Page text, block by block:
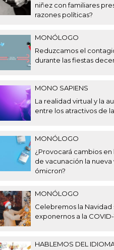
niñez con familiares
razones políticas?
MONÓLOGO
Reduzcamos el
durante las fiestas
MONO SAPIENS
La realidad virtual y la
entre los atractivos de la
MONÓLOGO
¿Provocará cambios en
de vacunación la nueva
ómicron?
MONÓLOGO
Celebremos la Navidad
exponernos a la COVID-
HABLEMOS DEL